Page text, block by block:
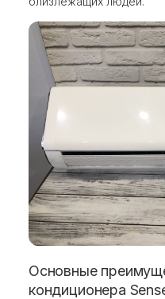
Основные
кондиционера